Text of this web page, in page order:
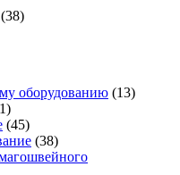
(38)
оборудованию (13)
(45)
(38)